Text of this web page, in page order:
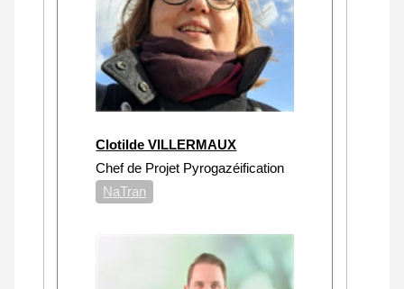
Clotilde VILLERMAUX
Chef de Projet Pyrogazéification
NaTran